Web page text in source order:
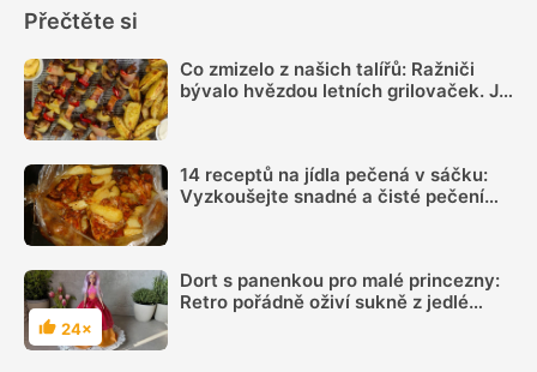
Přečtěte si
Co zmizelo z našich talířů: Ražniči
bývalo hvězdou letních grilovaček. Je
14 receptů na jídla pečená v sáčku:
Vyzkoušejte snadné a čisté pečení
Hodnocení
24×
Dort s panenkou pro malé princezny:
Retro pořádně oživí sukně z jedlé